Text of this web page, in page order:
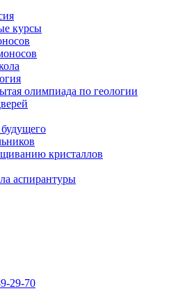
курсы
олимпиада по геологии
кристаллов
аспирантуры
29-70